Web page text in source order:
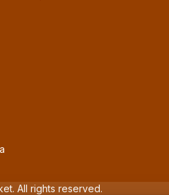
All rights reserved.